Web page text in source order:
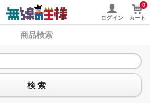
ログイン
0
カート
商品検索
検 索